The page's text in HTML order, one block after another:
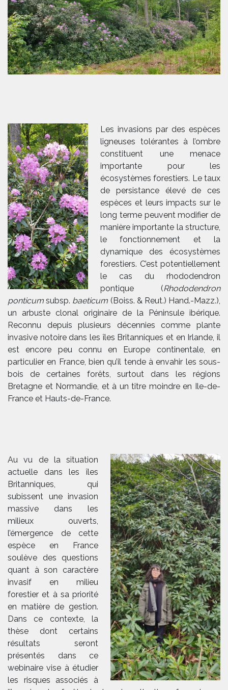
Les invasions par des espèces
ligneuses tolérantes à l’ombre
constituent une menace
importante pour les
écosystèmes forestiers. Le taux
de persistance élevé de ces
espèces et leurs impacts sur le
long terme peuvent modifier de
manière importante la structure,
le fonctionnement et la
dynamique des écosystèmes
forestiers. C’est potentiellement
le cas du rhododendron
pontique (Rhododendron
ponticum subsp. baeticum (Boiss. & Reut.) Hand.-Mazz.),
un arbuste clonal originaire de la Péninsule ibérique.
Reconnu depuis plusieurs décennies comme plante
invasive notoire dans les îles Britanniques et en Irlande, il
est encore peu connu en Europe continentale, en
particulier en France, bien qu’il tende à envahir les sous-
bois de certaines forêts, surtout dans les régions
Bretagne et Normandie, et à un titre moindre en Ile-de-
France et Hauts-de-France.
Au vu de la situation
actuelle dans les îles
Britanniques, qui
subissent une invasion
massive dans les
milieux ouverts,
l’émergence de cette
espèce en France
soulève des questions
quant à son caractère
invasif en milieu
forestier et à sa priorité
en matière de gestion.
Dans ce contexte, la
thèse dont certains
résultats seront
présentés dans ce
webinaire vise à étudier
les risques associés à